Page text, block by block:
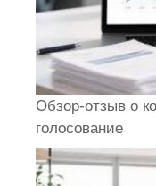
Обзор-отзыв о
голосование